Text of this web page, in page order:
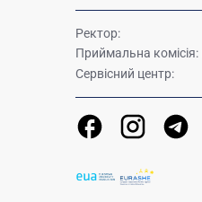
Ректор:
Приймальна комісія:
Сервісний центр: